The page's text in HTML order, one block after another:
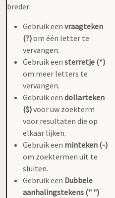
breder:
Gebruik een vraagteken
(?)om één letter te
vervangen.
Gebruik een sterretje (*)
om meer letters te
vervangen.
Gebruik een dollarteken
($)voor uw zoekterm
voor resultaten die op
elkaar lijken.
Gebruik een minteken (-)
om zoektermen uit te
sluiten.
Gebruik een Dubbele
aanhalingstekens (" ")